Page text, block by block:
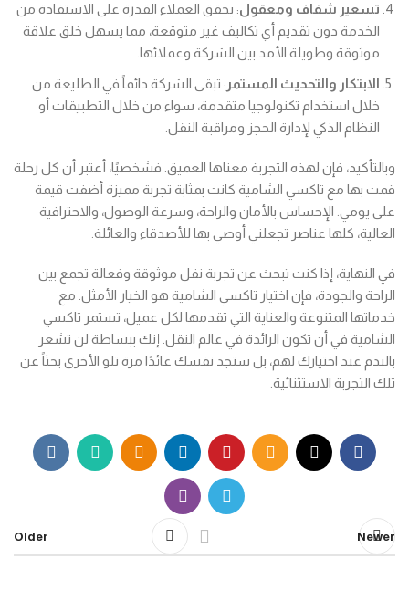
تسعير شفاف ومعقول: يحقق العملاء القدرة على الاستفادة من
الخدمة دون تقديم أي تكاليف غير متوقعة، مما يسهل خلق علاقة
موثوقة وطويلة الأمد بين الشركة وعملائها.
الابتكار والتحديث المستمر : تبقى الشركة دائماً في الطليعة من
خلال استخدام تكنولوجيا متقدمة، سواء من خلال التطبيقات أو
النظام الذكي لإدارة الحجز ومراقبة النقل.
وبالتأكيد، فإن لهذه التجربة معناها العميق. فشخصيًا، أعتبر أن كل رحلة
قمت بها مع تاكسي الشامية كانت بمثابة تجربة مميزة أضفت قيمة
على يومي. الإحساس بالأمان والراحة، وسرعة الوصول، والاحترافية
العالية، كلها عناصر تجعلني أوصي بها للأصدقاء والعائلة.
في النهاية، إذا كنت تبحث عن تجربة نقل موثوقة وفعالة تجمع بين
الراحة والجودة، فإن اختيار تاكسي الشامية هو الخيار الأمثل. مع
خدماتها المتنوعة والعناية التي تقدمها لكل عميل، تستمر تاكسي
الشامية في أن تكون الرائدة في عالم النقل. إنك ببساطة لن تشعر
بالندم عند اختيارك لهم، بل ستجد نفسك عائدًا مرة تلو الأخرى بحثاً عن
تلك التجربة الاستثنائية.
Newer
Older